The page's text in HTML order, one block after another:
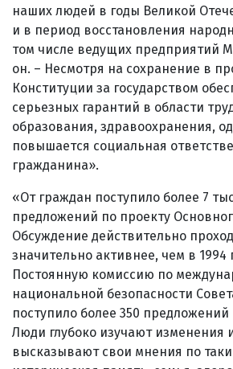
наших людей в годы Великой
и в период восстановления
том числе ведущих предприятий
он. – Несмотря на сохранение в
Конституции за государством
серьезных гарантий в области
образования, здравоохранения,
повышается социальная
гражданина».
«От граждан поступило более 7
предложений по проекту
Обсуждение действительно
значительно активнее, чем в 1994
Постоянную комиссию по
национальной безопасности
поступило более 350
Люди глубоко изучают изменения
высказывают свои мнения по